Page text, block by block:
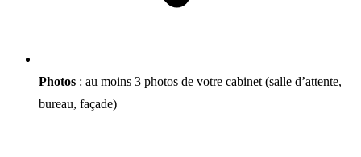
Photos : au moins 3 photos de votre cabinet (salle d’attente,
bureau, façade)